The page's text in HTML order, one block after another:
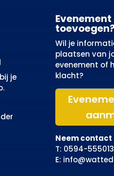
je
Wil je
plaatsen van
evenement of
klacht?
Neem contact
T: 0594-555013
E: